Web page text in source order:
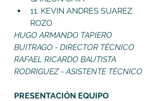
11. KEVIN ANDRES SUAREZ
ROZO
HUGO ARMANDO TAPIERO
BUITRAGO - DIRECTOR TÉCNICO
RAFAEL RICARDO BAUTISTA
RODRIGUEZ - ASISTENTE TÉCNICO
PRESENTACIÓN EQUIPO